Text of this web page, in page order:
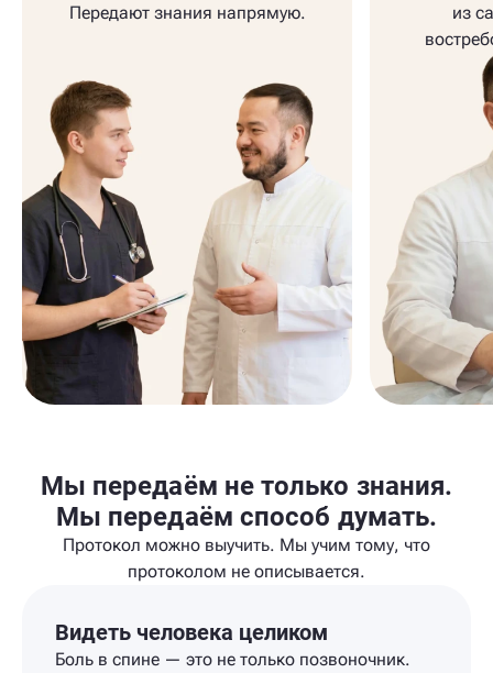
Передают знания напрямую.
из
Мы передаём не только знания.
Мы передаём способ думать.
Протокол можно выучить. Мы учим тому, что
протоколом не описывается.
Видеть человека целиком
Боль в спине — это не только позвоночник.